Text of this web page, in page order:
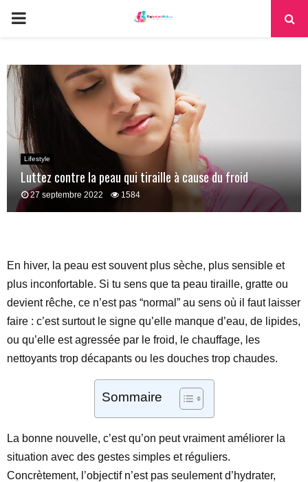
PRIMARY
Lifestyle
Luttez contre la peau qui tiraille à cause du froid
27 septembre 2022 1584
En hiver, la peau est souvent plus sèche, plus sensible et
plus inconfortable. Si tu sens que ta peau tiraille, gratte ou
devient rêche, ce n’est pas “normal” au sens où il faut laisser
faire : c’est surtout le signe qu’elle manque d’eau, de lipides,
ou qu’elle est agressée par le froid, le chauffage, les
nettoyants trop décapants ou les douches trop chaudes.
Sommaire
La bonne nouvelle, c’est qu’on peut vraiment améliorer la
situation avec des gestes simples et réguliers.
Concrètement, l’objectif n’est pas seulement d’hydrater,